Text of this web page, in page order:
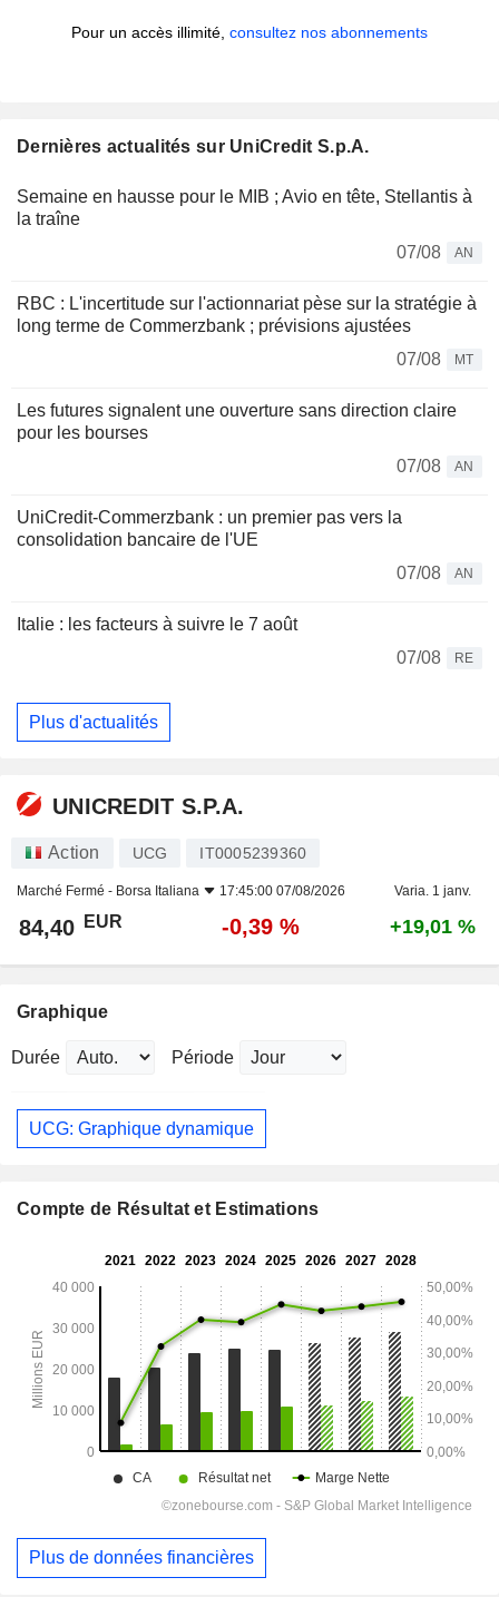
Pour un accès illimité, consultez nos abonnements
Dernières actualités sur UniCredit S.p.A.
Semaine en hausse pour le MIB ; Avio en tête, Stellantis à
la traîne
07/08
AN
RBC : L'incertitude sur l'actionnariat pèse sur la stratégie à
long terme de Commerzbank ; prévisions ajustées
07/08
MT
Les futures signalent une ouverture sans direction claire
pour les bourses
07/08
AN
UniCredit-Commerzbank : un premier pas vers la
consolidation bancaire de l'UE
07/08
AN
Italie : les facteurs à suivre le 7 août
07/08
RE
Plus d'actualités
UNICREDIT S.P.A.
Action UCG IT0005239360
Marché Fermé - Borsa Italiana 17:45:00 07/08/2026 Varia. 1 janv.
84,40 EUR -0,39 % +19,01 %
Graphique
Durée Période
UCG: Graphique dynamique
Compte de Résultat et Estimations
Plus de données financières